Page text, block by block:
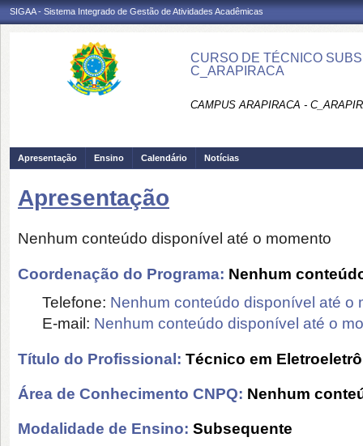
SIGAA - Sistema Integrado de Gestão de Atividades Acadêmicas
CURSO DE TÉCNICO
C_ARAPIRACA
CAMPUS ARAPIRACA -
Apresentação Ensino Calendário Notícias
Apresentação
Nenhum conteúdo disponível até o momento
Coordenação do Programa: Nenhum
Telefone: Nenhum conteúdo disponível até o
E-mail: Nenhum conteúdo disponível até o
Título do Profissional: Técnico em
Área de Conhecimento CNPQ: Nenhum
Modalidade de Ensino: Subsequente